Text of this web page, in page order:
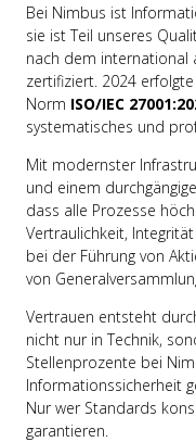
Bei Nimbus ist
sie ist Teil unseres
nach dem international
zertifiziert. 2024
Norm ISO/IEC
systematisches und
Mit modernster
und einem
dass alle Prozesse
Vertraulichkeit,
bei der Führung von
von
Vertrauen entsteht
nicht nur in Technik,
Stellenprozente bei
Informationssicherheit
Nur wer Standards
garantieren.